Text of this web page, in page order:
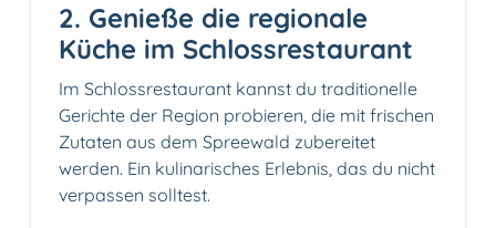
2. Genieße die regionale
Küche im Schlossrestaurant️
Im Schlossrestaurant kannst du traditionelle
Gerichte der Region probieren, die mit frischen
Zutaten aus dem Spreewald zubereitet
werden. Ein kulinarisches Erlebnis, das du nicht
verpassen solltest.